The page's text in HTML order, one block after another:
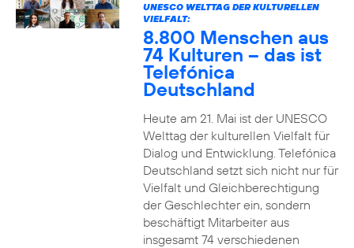
UNESCO WELTTAG DER KULTURELLEN
VIELFALT:
8.800 Menschen aus
74 Kulturen – das ist
Telefónica
Deutschland
Heute am 21. Mai ist der UNESCO
Welttag der kulturellen Vielfalt für
Dialog und Entwicklung. Telefónica
Deutschland setzt sich nicht nur für
Vielfalt und Gleichberechtigung
der Geschlechter ein, sondern
beschäftigt Mitarbeiter aus
insgesamt 74 verschiedenen